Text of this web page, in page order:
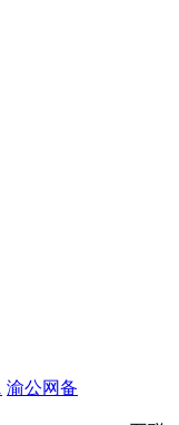
渝公网备